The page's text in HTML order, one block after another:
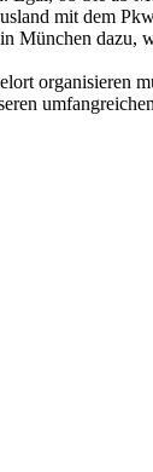
mit dem
München dazu,
organisieren